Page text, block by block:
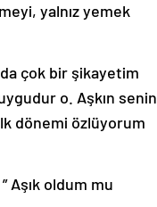
yalnız yemek
çok bir şikayetim
o. Aşkın senin
dönemi özlüyorum
Aşık oldum mu